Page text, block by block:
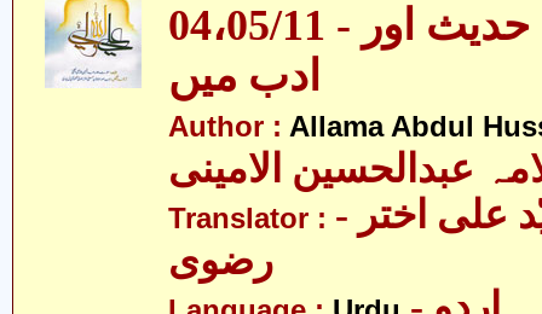
04،05/11 - غدیر - قرآن، حدیث اور
ادب میں
Author : Allama Abdul
عبدالحسین الامینی
Translator : - مولانا سیّد علی اختر
رضوی